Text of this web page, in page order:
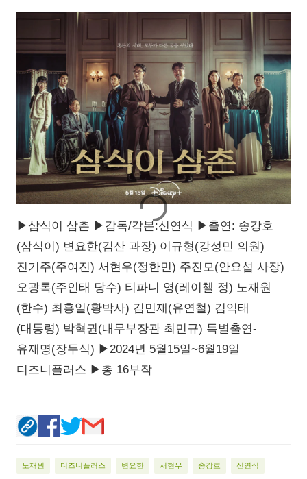
▶삼식이 삼촌 ▶감독/각본:신연식 ▶출연: 송강호
(삼식이) 변요한(김산 과장) 이규형(강성민 의원)
진기주(주여진) 서현우(정한민) 주진모(안요섭 사장)
오광록(주인태 당수) 티파니 영(레이첼 정) 노재원
(한수) 최홍일(황박사) 김민재(유연철) 김익태
(대통령) 박혁권(내무부장관 최민규) 특별출연-
유재명(장두식) ▶2024년 5월15일~6월19일
디즈니플러스 ▶총 16부작
노재원 디즈니플러스 변요한 서현우 송강호 신연식